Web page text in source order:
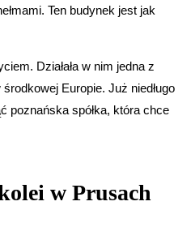
Ten budynek jest jak
Działała w nim jedna z
Europie. Już niedługo
poznańska spółka, która chce
w Prusach